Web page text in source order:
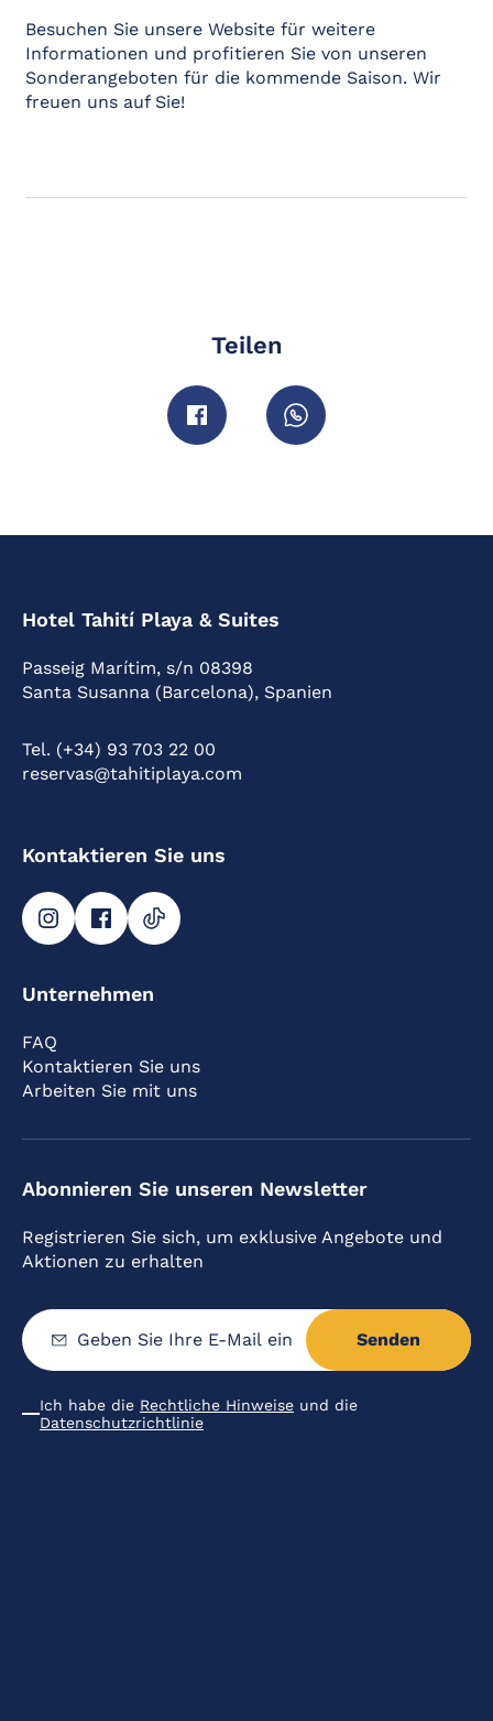
Besuchen Sie unsere Website für weitere
Informationen und profitieren Sie von unseren
Sonderangeboten für die kommende Saison. Wir
freuen uns auf Sie!
Teilen
Hotel Tahití Playa & Suites
Passeig Marítim, s/n 08398
Santa Susanna (Barcelona), Spanien
Tel. (+34) 93 703 22 00
reservas@tahitiplaya.com
Kontaktieren Sie uns
Unternehmen
FAQ
Kontaktieren Sie uns
Arbeiten Sie mit uns
Abonnieren Sie unseren Newsletter
Registrieren Sie sich, um exklusive Angebote und
Aktionen zu erhalten
Geben
Sie
Ihre
Senden
Condiciones
Ich habe die Rechtliche Hinweise und die
Datenschutzrichtlinie